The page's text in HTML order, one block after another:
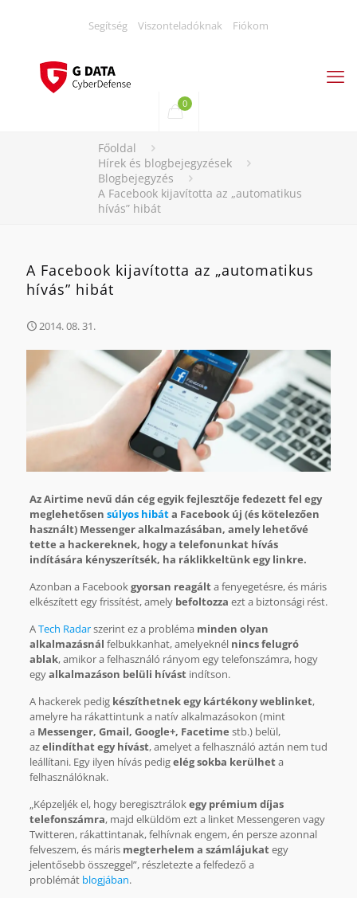
Segítség Viszonteladóknak Fiókom
0
Főoldal
Hírek és blogbejegyzések
Blogbejegyzés
A Facebook kijavította az „automatikus
hívás” hibát
A Facebook kijavította az „automatikus
hívás” hibát
2014. 08. 31.
Az Airtime nevű dán cég egyik fejlesztője fedezett fel egy
meglehetősen súlyos hibáta Facebook új (és kötelezően
használt) Messenger alkalmazásában, amely lehetővé
tette a hackereknek, hogy a telefonunkat hívás
indítására kényszerítsék, ha ráklikkeltünk egy linkre.
Azonban a Facebookgyorsan reagálta fenyegetésre, és máris
elkészített egy frissítést, amely befoltozza ezt a biztonsági rést.
ATech Radarszerint ez a probléma minden olyan
alkalmazásnál felbukkanhat, amelyeknél nincs felugró
ablak, amikor a felhasználó rányom egy telefonszámra, hogy
egyalkalmazáson belüli hívástindítson.
A hackerek pedig készíthetnek egy kártékony weblinket,
amelyre ha rákattintunk a natív alkalmazásokon (mint
a Messenger, Gmail, Google+, Facetime stb.) belül,
azelindíthat egy hívást, amelyet a felhasználó aztán nem tud
leállítani. Egy ilyen hívás pedigelég sokba kerülheta
felhasználóknak.
„Képzeljék el, hogy beregisztrálokegy prémium díjas
telefonszámra, majd elküldöm ezt a linket Messengeren vagy
Twitteren, rákattintanak, felhívnak engem, én persze azonnal
felveszem, és máris megterhelem a számlájukategy
jelentősebb összeggel”, részletezte a felfedező a
problémát blogjában.